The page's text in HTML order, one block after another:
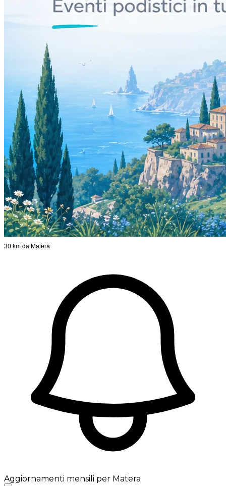
30 km da Matera
Aggiornamenti mensili per Matera